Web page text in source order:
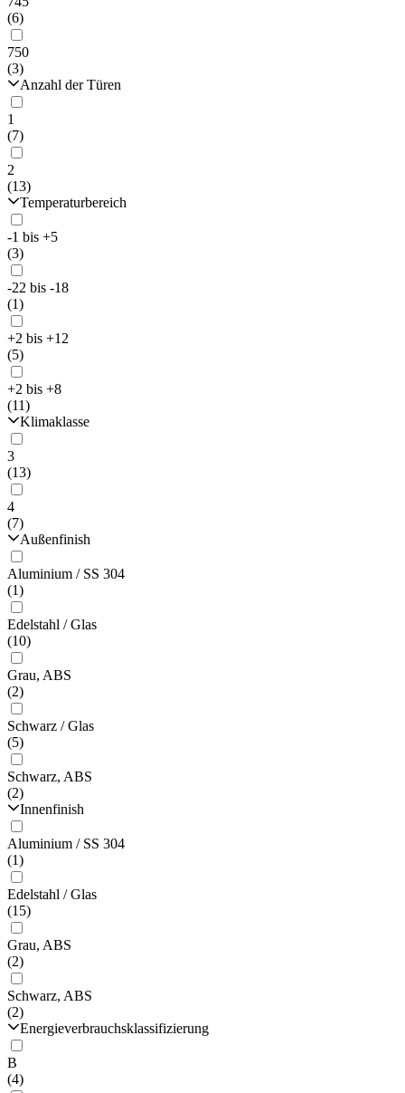
(6)
750
(3)
Anzahl der Türen
1
(7)
2
(13)
Temperaturbereich
-1 bis +5
(3)
-22 bis -18
(1)
+2 bis +12
(5)
+2 bis +8
(11)
Klimaklasse
3
(13)
4
(7)
Außenfinish
Aluminium / SS 304
(1)
Edelstahl / Glas
(10)
Grau, ABS
(2)
Schwarz / Glas
(5)
Schwarz, ABS
(2)
Innenfinish
Aluminium / SS 304
(1)
Edelstahl / Glas
(15)
Grau, ABS
(2)
Schwarz, ABS
(2)
Energieverbrauchsklassifizierung
B
(4)